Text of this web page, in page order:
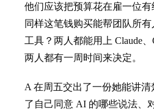
他们应该把预算花在雇一位
同样这笔钱购买能帮团队所
工具？两人都能用上 Claude、
两人都有一周时间来决定。
A 在周五交出了一份她能讲
了自己同意 AI 的哪些说法、